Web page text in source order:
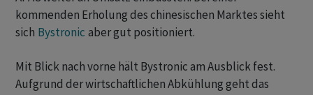
kommenden Erholung des chinesischen Marktes sieht
sich Bystronic aber gut positioniert.
Mit Blick nach vorne hält Bystronic am Ausblick fest.
Aufgrund der wirtschaftlichen Abkühlung geht das